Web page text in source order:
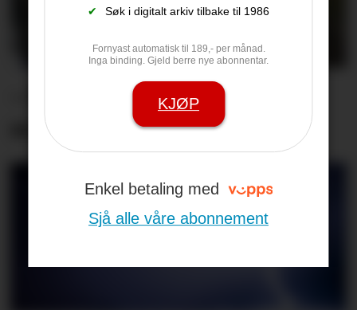
✔ Søk i digitalt arkiv tilbake til 1986
Fornyast automatisk til 189,- per månad.
Inga binding. Gjeld berre nye abonnentar.
KJØP
Enkel betaling med
Sjå alle våre abonnement
– Me har hatt den beste
sommaren nokon gong